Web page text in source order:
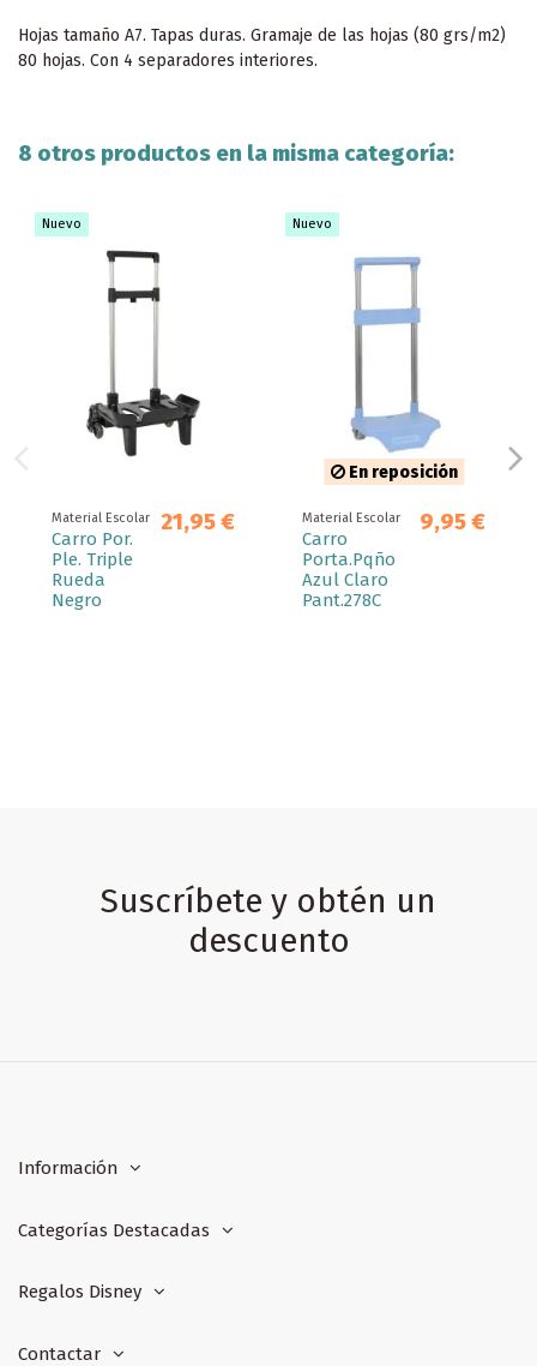
Hojas tamaño A7. Tapas duras. Gramaje de las hojas (80 grs/m2)
80 hojas. Con 4 separadores interiores.
8 otros productos en la misma categoría:
Nuevo
Material Escolar
Carro Por.
Ple. Triple
Rueda
Negro
21,95 €
Nuevo
En reposición
Material Escolar
Carro
Porta.Pqño
Azul Claro
Pant.278C
9,95 €
Suscríbete y obtén un
descuento
Información
Categorías Destacadas
Regalos Disney
Contactar